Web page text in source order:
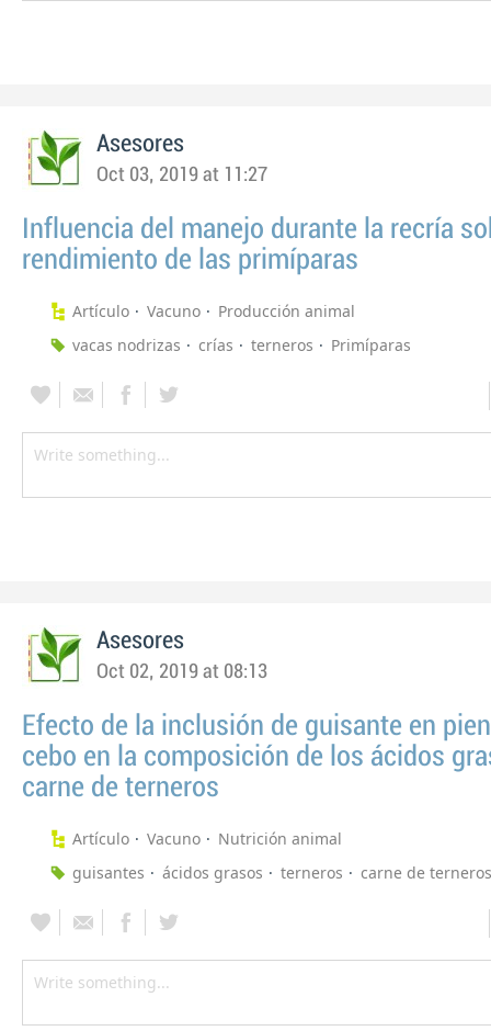
Asesores
Oct 03, 2019 at 11:27
Influencia del manejo durante la recría
rendimiento de las primíparas
Artículo Vacuno
Producción animal
vacas nodrizas
crías terneros Primíparas
Asesores
Oct 02, 2019 at 08:13
Efecto de la inclusión de guisante en
cebo en la composición de los ácidos
carne de terneros
Artículo Vacuno
Nutrición animal
guisantes
ácidos grasos terneros carne de terneros